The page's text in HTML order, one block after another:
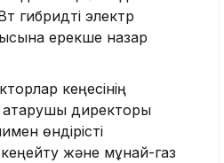
гибридті электр
ерекше назар
кеңесінің
директоры
өндірісті
және мұнай-газ